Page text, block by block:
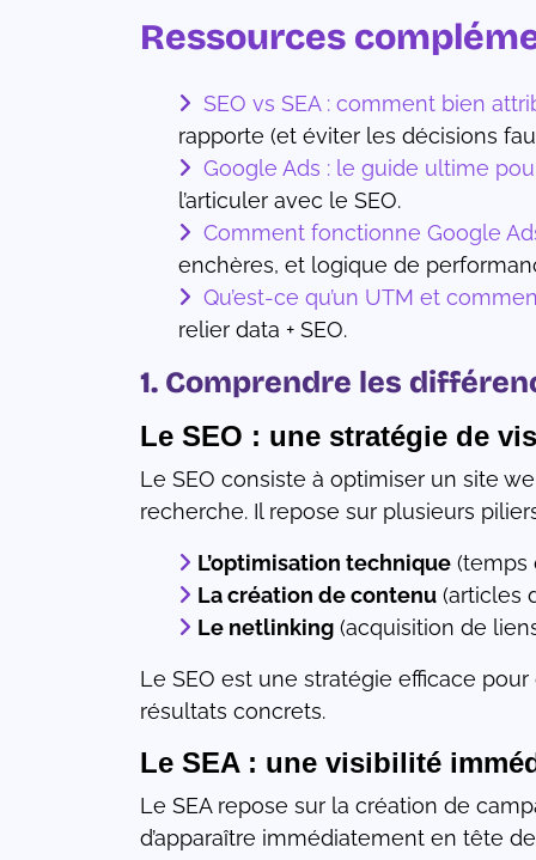
Ressources
SEO vs SEA : comment bien
rapporte (et éviter les décisions
Google Ads : le guide ultime
l’articuler avec le SEO.
Comment fonctionne Google
enchères, et logique de
Qu’est-ce qu’un UTM et
relier data + SEO.
1. Comprendre les
Le SEO : une stratégie de
Le SEO consiste à optimiser un site
recherche. Il repose sur plusieurs
L’optimisation technique (temps
La création de contenu (articles
Le netlinking (acquisition de
Le SEO est une stratégie efficace
résultats concrets.
Le SEA : une visibilité
Le SEA repose sur la création de
d’apparaître immédiatement en tête